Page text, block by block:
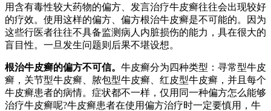
用含有毒性较大药物的偏方、发言治疗牛皮癣往往会出现较好
的疗效。使用这样的偏方、偏方根治牛皮癣是不可能的。因为
这些行医者往往不具备监测病人内脏损伤的能力，具在很大的
盲目性。一旦发生问题则后果不堪设想。
根治牛皮癣的偏方不可信。 牛皮癣分为四种类型：寻常型牛皮
癣，关节型牛皮癣、脓包型牛皮癣、红皮型牛皮癣，并且每个
牛皮癣患者的病情。症状都不一样，仅用同一种偏方怎么能够
治疗牛皮癣呢?牛皮癣患者在使用偏方治疗时一定要慎用，牛